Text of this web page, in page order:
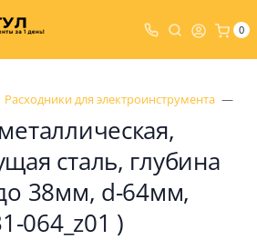
0
Расходники для электроинструмента
сталь, глубина
38мм, d-64мм,
064_z01 )